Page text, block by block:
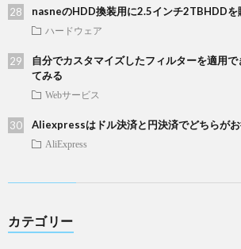
nasneのHDD換装用に2.5インチ2TBHDDを
ハードウェア
自分でカスタマイズしたフィルターを適用
てみる
Webサービス
Aliexpressはドル決済と円決済でどちらが
AliExpress
カテゴリー